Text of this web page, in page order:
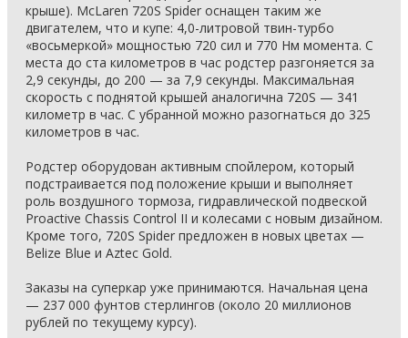
крыше). McLaren 720S Spider оснащен таким же
двигателем, что и купе: 4,0-литровой твин-турбо
«восьмеркой» мощностью 720 сил и 770 Нм момента. С
места до ста километров в час родстер разгоняется за
2,9 секунды, до 200 — за 7,9 секунды. Максимальная
скорость с поднятой крышей аналогична 720S — 341
километр в час. С убранной можно разогнаться до 325
километров в час.
Родстер оборудован активным спойлером, который
подстраивается под положение крыши и выполняет
роль воздушного тормоза, гидравлической подвеской
Proactive Chassis Control II и колесами с новым дизайном.
Кроме того, 720S Spider предложен в новых цветах —
Belize Blue и Aztec Gold.
Заказы на суперкар уже принимаются. Начальная цена
— 237 000 фунтов стерлингов (около 20 миллионов
рублей по текущему курсу).